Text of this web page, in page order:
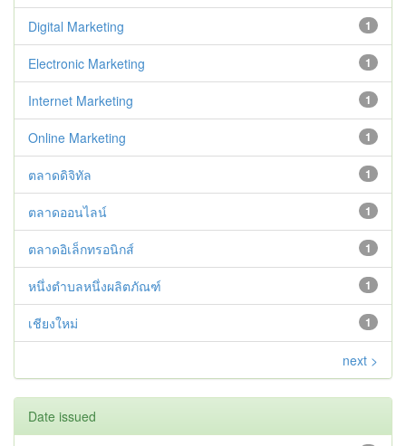
1
Digital Marketing
1
Electronic Marketing
1
Internet Marketing
1
Online Marketing
1
ตลาดดิจิทัล
1
ตลาดออนไลน์
1
ตลาดอิเล็กทรอนิกส์
1
หนึ่งตำบลหนึ่งผลิตภัณฑ์
1
เชียงใหม่
next >
Date issued